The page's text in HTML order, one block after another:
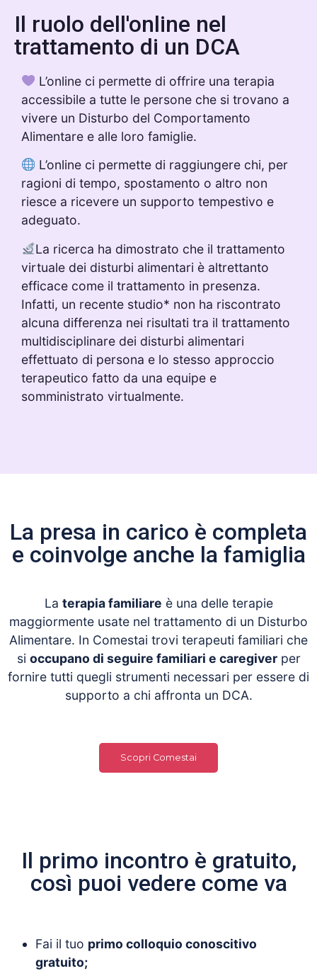
Il ruolo dell'online nel
trattamento di un DCA
L’online ci permette di offrire una terapia
accessibile a tutte le persone che si trovano a
vivere un Disturbo del Comportamento
Alimentare e alle loro famiglie.
L’online ci permette di raggiungere chi, per
ragioni di tempo, spostamento o altro non
riesce a ricevere un supporto tempestivo e
adeguato.
La ricerca ha dimostrato che il trattamento
virtuale dei disturbi alimentari è altrettanto
efficace come il trattamento in presenza.
Infatti, un recente studio* non ha riscontrato
alcuna differenza nei risultati tra il trattamento
multidisciplinare dei disturbi alimentari
effettuato di persona e lo stesso approccio
terapeutico fatto da una equipe e
somministrato virtualmente.
La presa in carico è completa
e coinvolge anche la famiglia
La terapia familiare è una delle terapie
maggiormente usate nel trattamento di un Disturbo
Alimentare. In Comestai trovi terapeuti familiari che
si occupano di seguire familiari e caregiverper
fornire tutti quegli strumenti necessari per essere di
supporto a chi affronta un DCA.
Scopri Comestai
Il primo incontro è gratuito,
così puoi vedere come va
Fai il tuo primo colloquio conoscitivo
gratuito;